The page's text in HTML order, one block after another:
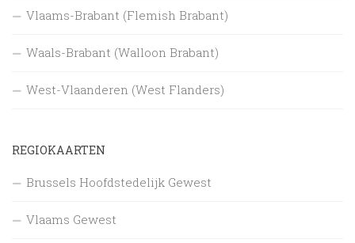
Vlaams-Brabant (Flemish Brabant)
Waals-Brabant (Walloon Brabant)
West-Vlaanderen (West Flanders)
REGIOKAARTEN
Brussels Hoofdstedelijk Gewest
Vlaams Gewest